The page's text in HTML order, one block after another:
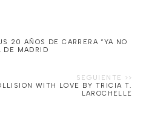
20 AÑOS DE CARRERA “YA NO
DE MADRID
WITH LOVE BY TRICIA T.
LAROCHELLE